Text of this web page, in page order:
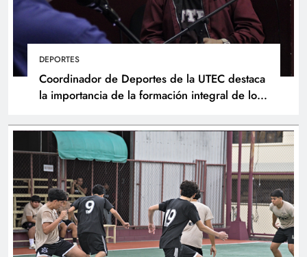
DEPORTES
Coordinador de Deportes de la UTEC destaca
la importancia de la formación integral de los